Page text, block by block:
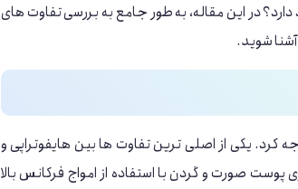
در این مقاله، به طور جامع به بررسی تفاوت ‌های
آشنا شوید.
کرد. یکی از اصلی ‌ترین تفاوت ‌ها بین هایفوتراپی و
پوست صورت و گردن با استفاده از امواج فرکانس بالا